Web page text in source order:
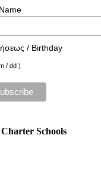
/ Birthday
/ dd )
Schools